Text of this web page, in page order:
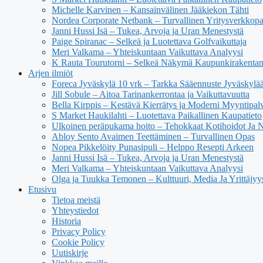
Michelle Karvinen – Kansainvälinen Jääkiekon Tähti
Nordea Corporate Netbank – Turvallinen
Janni Hussi Isä – Tukea, Arvoja ja Uran Menestystä
Paige Spiranac – Selkeä ja Luotettava Golfvaikuttaja
Meri Valkama – Yhteiskuntaan Vaikuttava Analyysi
K Rauta Tourutorni – Selkeä Näkymä
Arjen ilmiöt
Foreca Jyväskylä 10 vrk – Tarkka Sääennuste
Jill Sobule – Aitoa Tarinankerrontaa ja Vaikuttavuutta
Bella Kirppis – Kestävä Kierrätys ja Moderni
S Market Haukilahti – Luotettava Paikallinen Kaupatieto
Ulkoinen peräpukama hoito – Tehokkaat Kotihoidot Ja
Abloy Sento Avaimen Teettäminen – Turvallinen Opas
Nopea Pikkelöity Punasipuli – Helppo Resepti Arkeen
Janni Hussi Isä – Tukea, Arvoja ja Uran Menestystä
Meri Valkama – Yhteiskuntaan Vaikuttava Analyysi
Olga ja Tuukka Temonen – Kulttuuri, Media Ja
Etusivu
Tietoa meistä
Yhteystiedot
Historia
Privacy Policy
Cookie Policy
Uutiskirje